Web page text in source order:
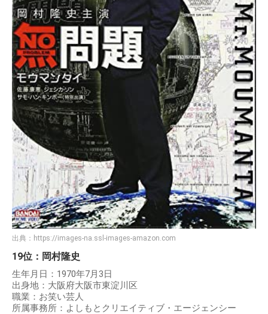
出典： https://images-na.ssl-images-amazon.com
19位：岡村隆史
生年月日：1970年7月3日
出身地：大阪府大阪市東淀川区
職業：お笑い芸人
所属事務所：よしもとクリエイティブ・エージェンシー